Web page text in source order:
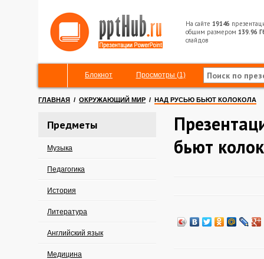
На сайте 19146
общим размером 139.96
слайдов
Блокнот Просмотры (1)
ГЛАВНАЯ / ОКРУЖАЮЩИЙ МИР / НАД РУСЬЮ БЬЮТ КОЛОКОЛА
Предметы
Музыка
Педагогика
История
Литература
Английский язык
Медицина
бьют